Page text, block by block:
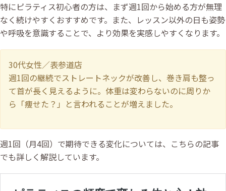
特にピラティス初心者の方は、まず週1回から始める方が無理
なく続けやすくおすすめです。また、レッスン以外の日も姿勢
や呼吸を意識することで、より効果を実感しやすくなります。
30代女性／表参道店
週1回の継続でストレートネックが改善し、巻き肩も整っ
て首が長く見えるように。体重は変わらないのに周りか
ら「痩せた？」と言われることが増えました。
週1回（月4回）で期待できる変化については、こちらの記事
でも詳しく解説しています。